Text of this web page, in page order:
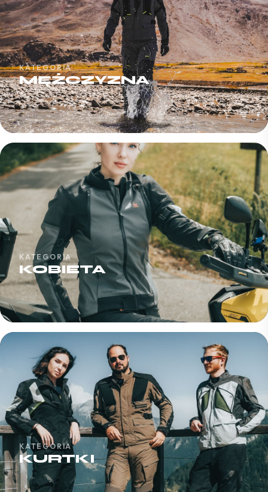
KATEGORIA
MĘŻCZYZNA
KATEGORIA
KOBIETA
KATEGORIA
KURTKI